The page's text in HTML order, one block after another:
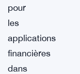
pour
les
applications
financières
dans